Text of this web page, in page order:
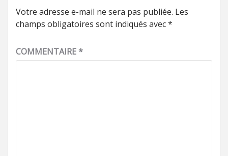
Votre adresse e-mail ne sera pas publiée. Les
champs obligatoires sont indiqués avec*
COMMENTAIRE*